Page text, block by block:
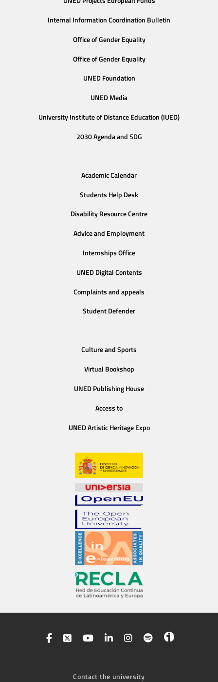
Internal Information Coordination Bulletin
Office of Gender Equality
Office of Gender Equality
UNED Foundation
UNED Media
University Institute of Distance Education (IUED)
2030 Agenda and SDG
Academic Calendar
Students Help Desk
Disability Resource Centre
Advice and Employment
Internships Office
UNED Digital Contents
Complaints and appeals
Student Defender
Culture and Sports
Virtual Bookshop
UNED Publishing House
Access to
UNED Artistic Heritage Expo
Contact the university